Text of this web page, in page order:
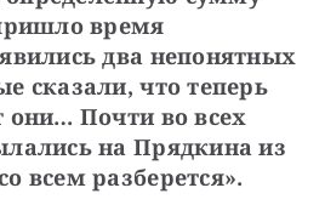
время
два непонятных
сказали, что теперь
они… Почти во всех
на Прядкина из
всем разберется».